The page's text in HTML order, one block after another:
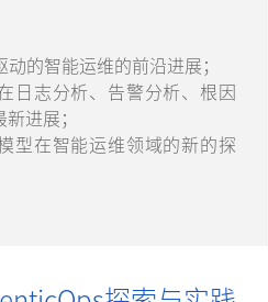
的智能运维的前沿进展；
日志分析、告警分析、根因
进展；
型在智能运维领域的新的探